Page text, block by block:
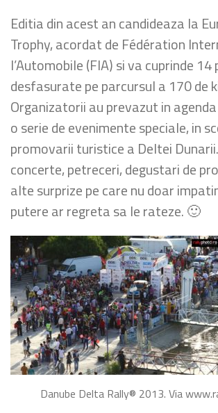
Editia din acest an candideaza la
Trophy, acordat de Fédération
l’Automobile (FIA) si va cuprinde 14
desfasurate pe parcursul a 170 de
Organizatorii au prevazut in
o serie de evenimente speciale, in
promovarii turistice a Deltei
concerte, petreceri, degustari de
alte surprize pe care nu doar
putere ar regreta sa le rateze. 🙂
Danube Delta Rally® 2013. Via